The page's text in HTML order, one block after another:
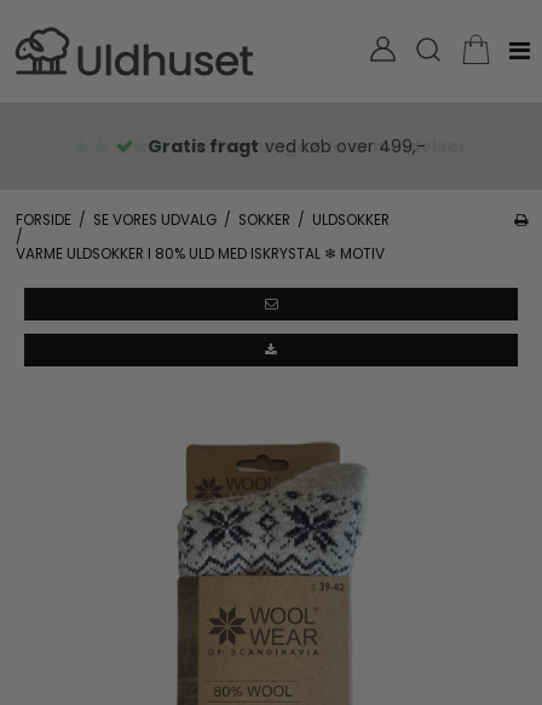
Gratis fragt ved køb over 499,-
FORSIDE / SE VORES UDVALG / SOKKER / ULDSOKKER
/
VARME ULDSOKKER I 80% ULD MED ISKRYSTAL ❄ MOTIV